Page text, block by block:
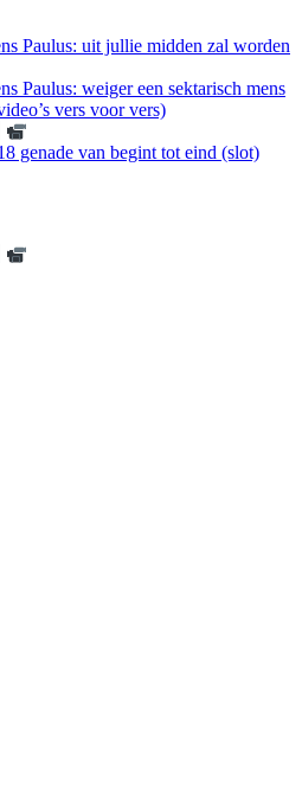
Paulus: uit jullie midden zal worden
Paulus: weiger een sektarisch mens
vers voor vers)
genade van begint tot eind (slot)